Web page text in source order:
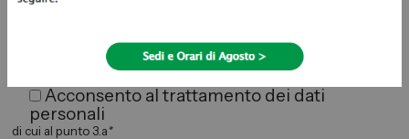
informativaprivacy di SPAZIO GROUP S.R.L.:
Acconsento al trattamento dei dati
personali
di cui al punto 3.a*